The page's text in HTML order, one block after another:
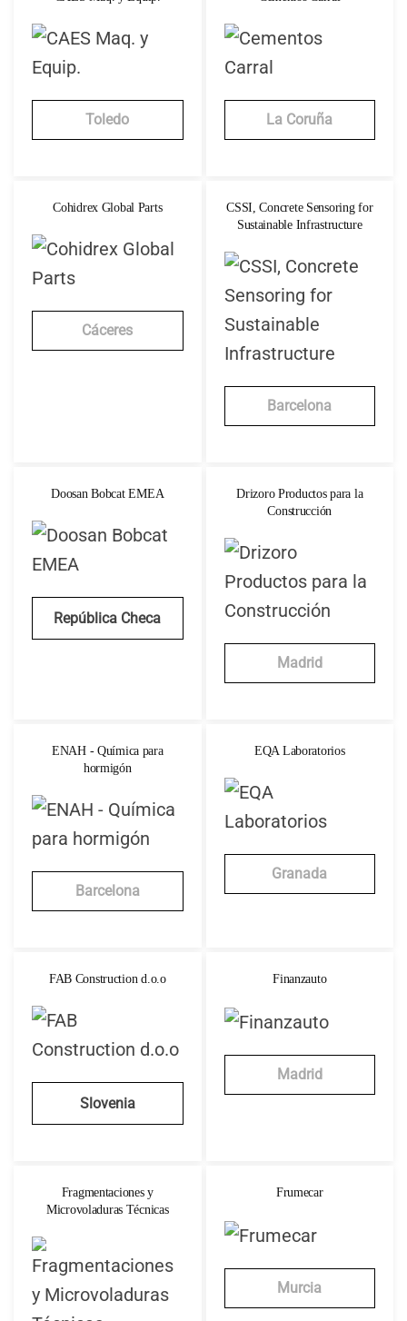
Toledo La Coruña
Cohidrex Global Parts
Cáceres
CSSI, Concrete Sensoring for
Sustainable Infrastructure
Barcelona
Doosan Bobcat EMEA
República Checa
Drizoro Productos para la
Construcción
Madrid
ENAH - Química para
hormigón
Barcelona
EQA Laboratorios
Granada
FAB Construction d.o.o
Slovenia
Finanzauto
Madrid
Fragmentaciones y
Microvoladuras Técnicas
Frumecar
Murcia